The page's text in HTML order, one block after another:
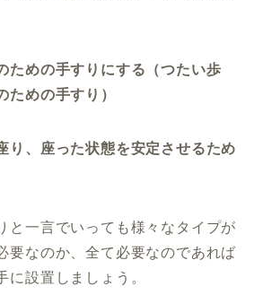
ための手すりにする（つたい歩
ための手すり）
り、座った状態を安定させるため
と一言でいっても様々なタイプが
要なのか、全て必要なのであれば
に設置しましょう。